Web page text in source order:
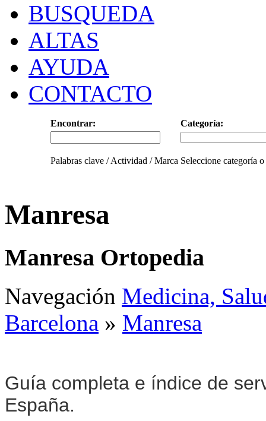
BUSQUEDA
ALTAS
AYUDA
CONTACTO
Encontrar: Categoría:
Palabras clave / Actividad / Marca Seleccione categoría
Manresa
Manresa Ortopedia
Navegación Medicina,
Barcelona » Manresa
Guía completa e índice de
España.